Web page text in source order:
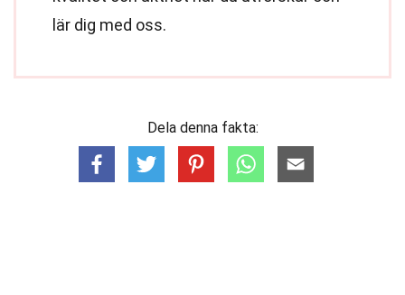
lär dig med oss.
Dela denna fakta: